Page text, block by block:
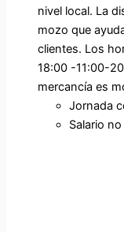
nivel local. La
mozo que
clientes. Los
18:00 -11:00-
mercancía es
Jornada
Salario